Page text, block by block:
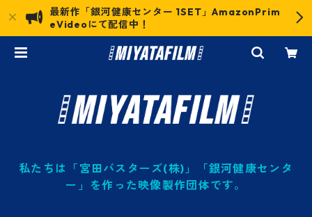
最新作「銀河健康センター 1SET」AmazonPrim
eVideoにて配信中！
私たちは「宮田バスターズ(株)」「銀河健康センタ
ー」を作った映像製作団体です。